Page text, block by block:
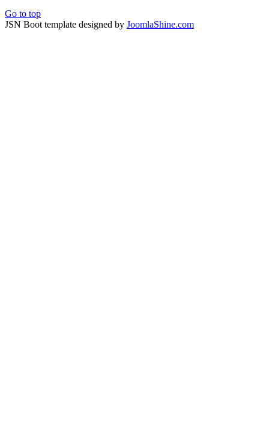
Go to top
JSN Boot template designed by JoomlaShine.com